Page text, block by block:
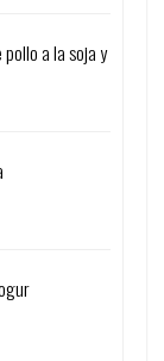
a la soja y